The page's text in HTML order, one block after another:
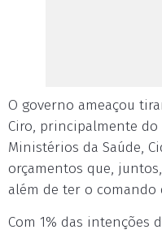
O governo ameaçou
Ciro, principalmente do
Ministérios da Saúde,
orçamentos que,
além de ter o comando
Com 1% das intenções